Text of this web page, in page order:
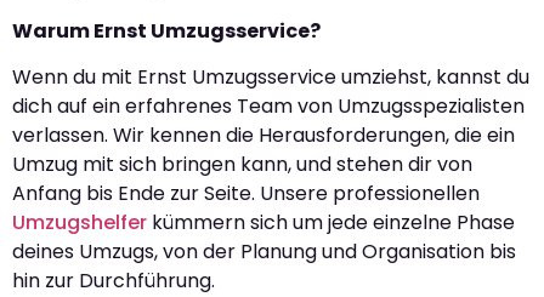
Warum Ernst Umzugsservice?
Wenn du mit Ernst Umzugsservice umziehst, kannst du
dich auf ein erfahrenes Team von Umzugsspezialisten
verlassen. Wir kennen die Herausforderungen, die ein
Umzug mit sich bringen kann, und stehen dir von
Anfang bis Ende zur Seite. Unsere professionellen
Umzugshelfer kümmern sich um jede einzelne Phase
deines Umzugs, von der Planung und Organisation bis
hin zur Durchführung.